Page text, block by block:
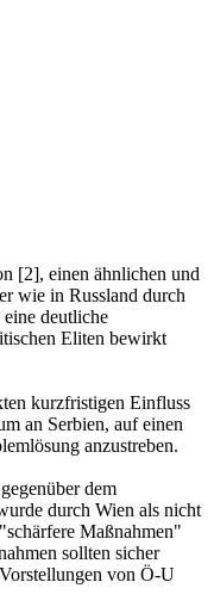
[2], einen ähnlichen und
wie in Russland durch
deutliche
Eliten bewirkt
kurzfristigen Einfluss
an Serbien, auf einen
anzustreben.
dem
durch Wien als nicht
Maßnahmen"
sollten sicher
von Ö-U